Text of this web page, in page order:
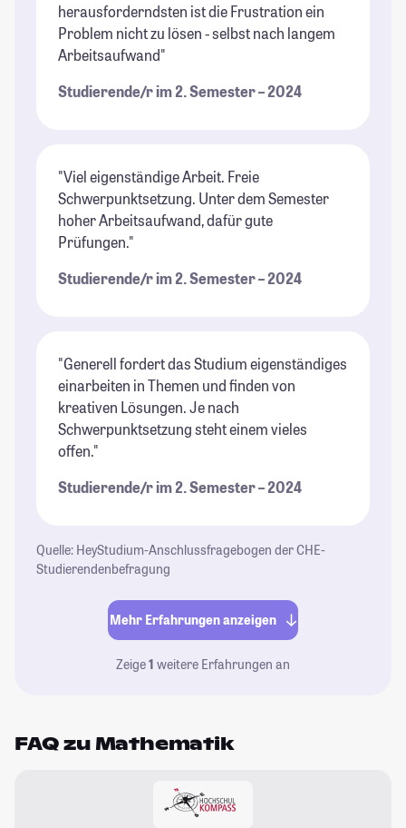
herausforderndsten ist die Frustration ein
Problem nicht zu lösen - selbst nach langem
Arbeitsaufwand"
Studierende/r im 2. Semester – 2024
"Viel eigenständige Arbeit. Freie
Schwerpunktsetzung. Unter dem Semester
hoher Arbeitsaufwand, dafür gute
Prüfungen."
Studierende/r im 2. Semester – 2024
"Generell fordert das Studium eigenständiges
einarbeiten in Themen und finden von
kreativen Lösungen. Je nach
Schwerpunktsetzung steht einem vieles
offen."
Studierende/r im 2. Semester – 2024
Quelle: HeyStudium-Anschlussfragebogen der CHE-
Studierendenbefragung
Mehr Erfahrungen anzeigen
Zeige1 weitere Erfahrungen an
FAQ zu Mathematik